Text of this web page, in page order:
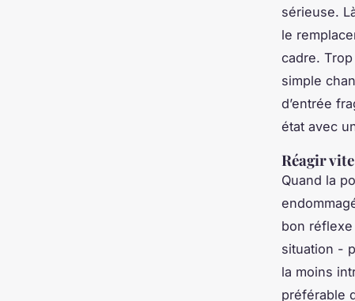
sérieuse.
le
cadre.
simple
d’entrée
état avec
Réagir
Quand la
bon réflexe
situation -
la moins
préférable